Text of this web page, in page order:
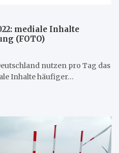
mediale Inhalte
(FOTO)
nutzen pro Tag das
Inhalte häufiger…